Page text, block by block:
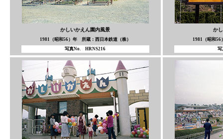
かしいかえん園内風景
1981（昭和56）年 所蔵：西日本鉄道（株）
写真No. HRNS216
か
1981（昭和